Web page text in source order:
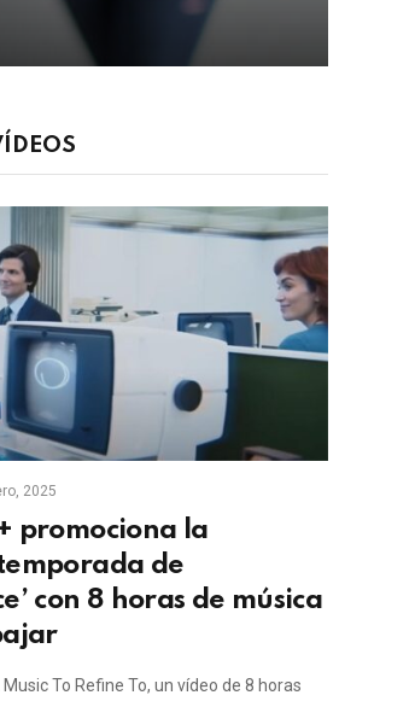
2025
promociona la
de
con 8 horas de música
To Refine To, un vídeo de 8 horas